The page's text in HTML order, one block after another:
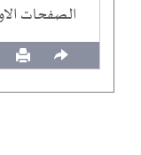
الصفحات